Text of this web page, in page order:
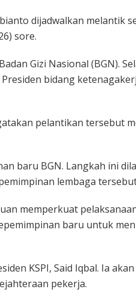
dijadwalkan melantik
sore.
Gizi Nasional (BGN).
bidang
pelantikan tersebut
baru BGN. Langkah ini
lembaga
memperkuat
baru untuk
KSPI, Said Iqbal. Ia
pekerja.